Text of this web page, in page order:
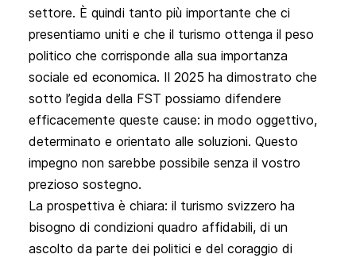
settore. È quindi tanto più importante che ci
presentiamo uniti e che il turismo ottenga il peso
politico che corrisponde alla sua importanza
sociale ed economica. Il 2025 ha dimostrato che
sotto l’egida della FST possiamo difendere
efficacemente queste cause: in modo oggettivo,
determinato e orientato alle soluzioni. Questo
impegno non sarebbe possibile senza il vostro
prezioso sostegno.
La prospettiva è chiara: il turismo svizzero ha
bisogno di condizioni quadro affidabili, di un
ascolto da parte dei politici e del coraggio di